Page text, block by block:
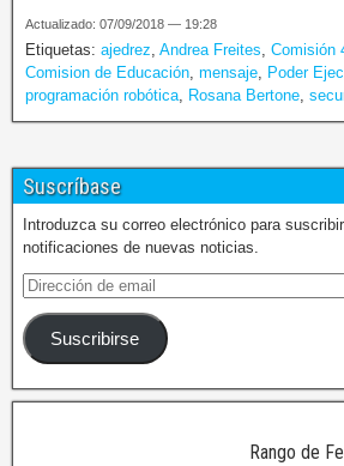
Actualizado: 07/09/2018 — 19:28
Etiquetas: ajedrez Andrea Freites Comisión
Comision de Educación mensaje Poder
programación robótica
Rosana Bertone
Suscríbase
Introduzca su correo electrónico para
notificaciones de nuevas noticias.
Suscribirse
Rango de